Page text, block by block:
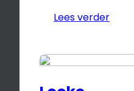
Lees verder